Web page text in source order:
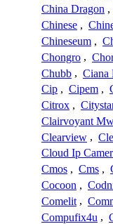
China Dragon ,
Chinese ,
Chineseum ,
Chongro ,
Chubb , Ciana
Cip , Cipem ,
Citrox ,
Clairvoyant
Clearview ,
Cloud Ip
Cmos , Cms ,
Cocoon ,
Comelit ,
Compufix4u ,